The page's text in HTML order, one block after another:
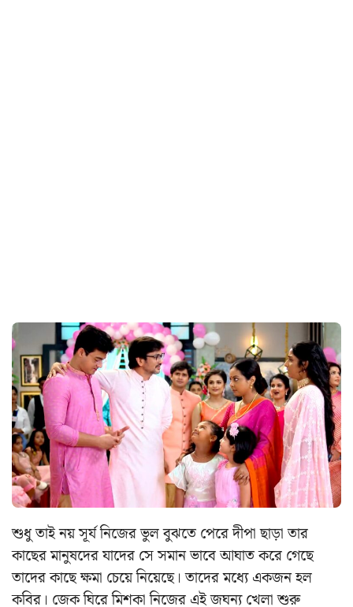
শুধু তাই নয় সূর্য নিজের ভুল বুঝতে পেরে দীপা ছাড়া তার
কাছের মানুষদের যাদের সে সমান ভাবে আঘাত করে গেছে
তাদের কাছে ক্ষমা চেয়ে নিয়েছে। তাদের মধ্যে একজন হল
কবির। জেক ঘিরে মিশকা নিজের এই জঘন্য খেলা শুরু